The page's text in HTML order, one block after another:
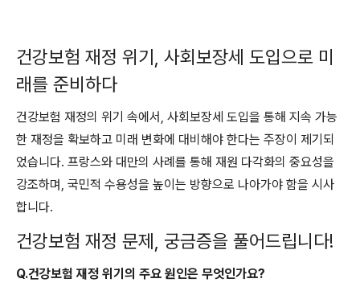
건강보험 재정 위기, 사회보장세 도입으로 미
래를 준비하다
건강보험 재정의 위기 속에서, 사회보장세 도입을 통해 지속 가능
한 재정을 확보하고 미래 변화에 대비해야 한다는 주장이 제기되
었습니다. 프랑스와 대만의 사례를 통해 재원 다각화의 중요성을
강조하며, 국민적 수용성을 높이는 방향으로 나아가야 함을 시사
합니다.
건강보험 재정 문제, 궁금증을 풀어드립니다!
Q.건강보험 재정 위기의 주요 원인은 무엇인가요?